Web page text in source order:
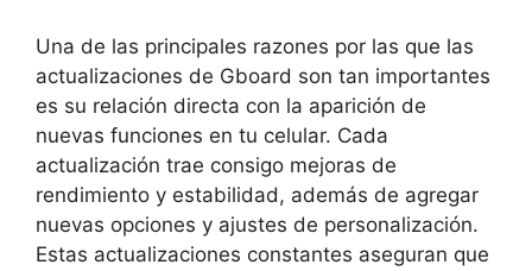
Una de las principales ‌razones por​ las que las
‌actualizaciones de Gboard‌ son tan importantes
es su ‌relación directa con la aparición de
nuevas funciones en tu celular. ​Cada
actualización ​trae consigo mejoras⁣ de​
rendimiento ‌y ⁤estabilidad, además de agregar
nuevas opciones y ajustes​ de ⁣personalización.
Estas‌ actualizaciones constantes aseguran que